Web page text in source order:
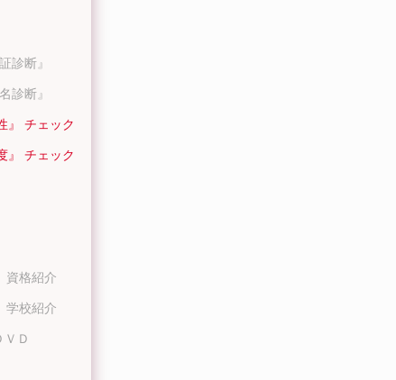
診断』
診断』
』 チェック
』 チェック
資格紹介
学校紹介
Ｄ